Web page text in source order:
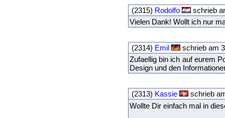
(2315) Rodolfo
schrieb
Vielen Dank! Wollt ich nur
(2314) Emil
schrieb am
Zufaellig bin ich auf eurem
Design und den
(2313) Kassie
schrieb
Wollte Dir einfach mal in